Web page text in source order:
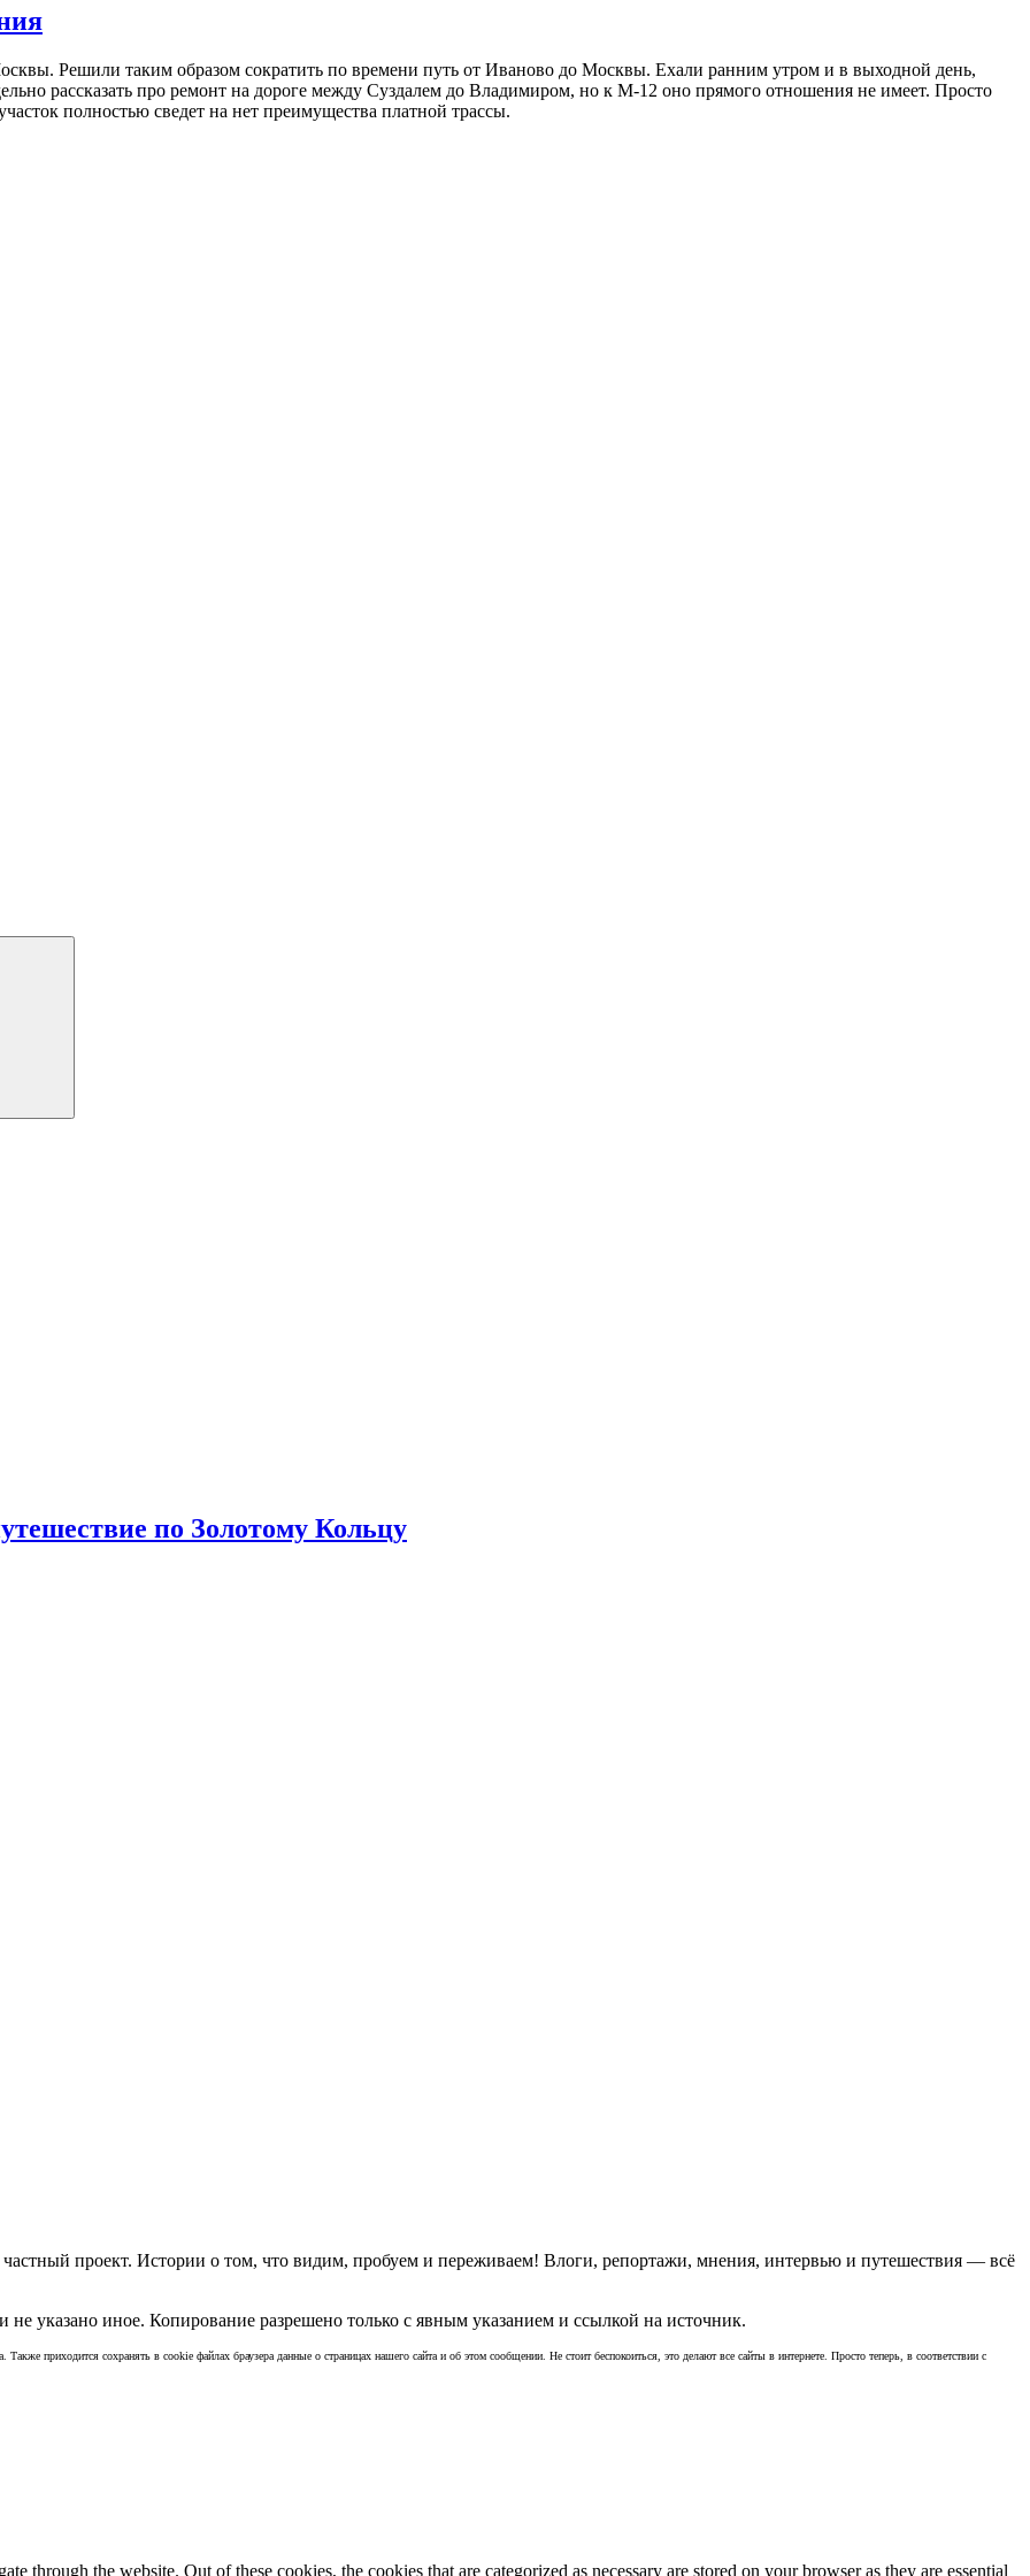
Решили таким образом сократить по времени путь от Иваново до Москвы. Ехали ранним утром и в выходной день,
рассказать про ремонт на дороге между Суздалем до Владимиром, но к М-12 оно прямого отношения не имеет. Просто
полностью сведет на нет преимущества платной трассы.
по Золотому Кольцу
проект. Истории о том, что видим, пробуем и переживаем! Влоги, репортажи, мнения, интервью и путешествия — всё
указано иное. Копирование разрешено только с явным указанием и ссылкой на источник.
приходится сохранять в cookie файлах браузера данные о страницах нашего сайта и об этом сообщении. Не стоит беспокоиться, это делают все сайты в интернете. Просто теперь, в соответствии с
through the website. Out of these cookies, the cookies that are categorized as necessary are stored on your browser as they are essential